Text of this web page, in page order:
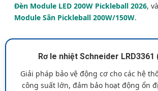
Đèn Module LED 200W Pickleball 2026,
Module Sân Pickleball 200W/150W.
Rơ le nhiệt Schneider LRD3361
Giải pháp bảo vệ động cơ cho các hệ
công suất lớn, đảm bảo hoạt động ổn